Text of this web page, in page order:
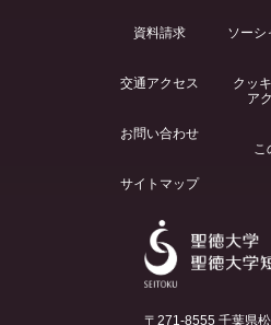
資料請求
交通アクセス
お問い合わせ
サイトマップ
ソーシ
クッ
ア
こ
〒271-8555 千葉県